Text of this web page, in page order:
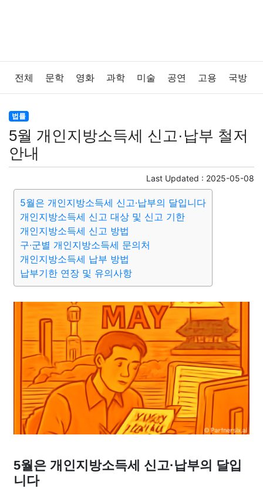
전체 문학 영화 과학 미술 공연 고용 국방
법률
보건 질병 가요 방송 일상 주식 암호화폐
반려동물 패션 미용
증권 인테리어 요리 상품리뷰 원예 금융
게임 스포츠 사진 대출 자동차
맛집 IT 컴퓨터 기술
의료 의학 경제 마케팅 부동산 외국어 교육
기타
법률
5월 개인지방소득세 신고·납부 철저
안내
Last Updated : 2025-05-08
5월은 개인지방소득세 신고·납부의 달입니다
개인지방소득세 신고 대상 및 신고 기한
개인지방소득세 신고 방법
구·군별 개인지방소득세 문의처
개인지방소득세 납부 방법
납부기한 연장 및 유의사항
5월은 개인지방소득세 신고·납부의 달입
니다